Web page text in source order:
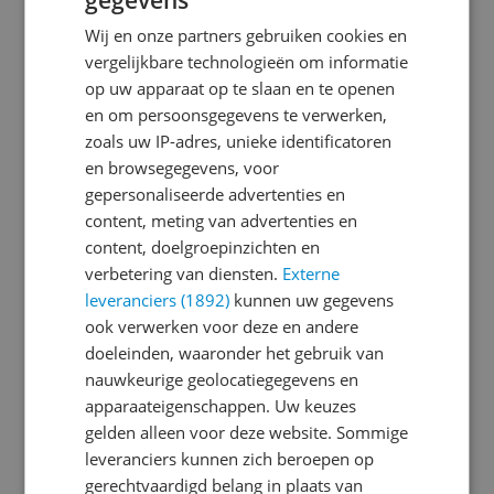
Functies
Fysieke verbindingen
Leveringsomvang
Merk en model
Mogelijke vereisten instellen en gebruik
Overige kenmerken
Printspecificaties
Productinformatie
Scanspecificaties
Technisch
Wij en onze partners gebruiken cookies en
vergelijkbare technologieën om informatie
op uw apparaat op te slaan en te openen
en om persoonsgegevens te verwerken,
zoals uw IP-adres, unieke identificatoren
en browsegegevens, voor
gepersonaliseerde advertenties en
content, meting van advertenties en
content, doelgroepinzichten en
verbetering van diensten. Externe
leveranciers (1892) kunnen uw gegevens
ook verwerken voor deze en andere
doeleinden, waaronder het gebruik van
nauwkeurige geolocatiegegevens en
apparaateigenschappen. Uw keuzes
gelden alleen voor deze website. Sommige
leveranciers kunnen zich beroepen op
gerechtvaardigd belang in plaats van